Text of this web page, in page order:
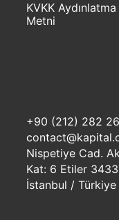
KVKK Aydınlatma
Metni
+90 (212) 282
Nispetiye Cad.
Kat: 6 Etiler
İstanbul / Türkiye